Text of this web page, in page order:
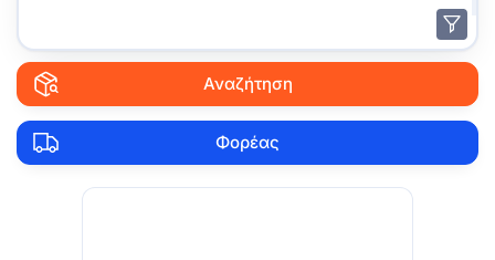
Αναζήτηση
Φορέας